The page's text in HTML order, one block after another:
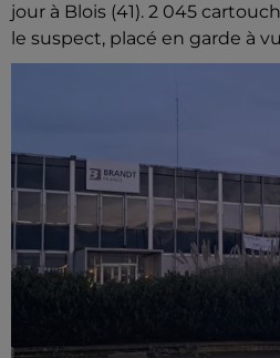
jour à Blois (41). 2 045
le suspect, placé en garde à